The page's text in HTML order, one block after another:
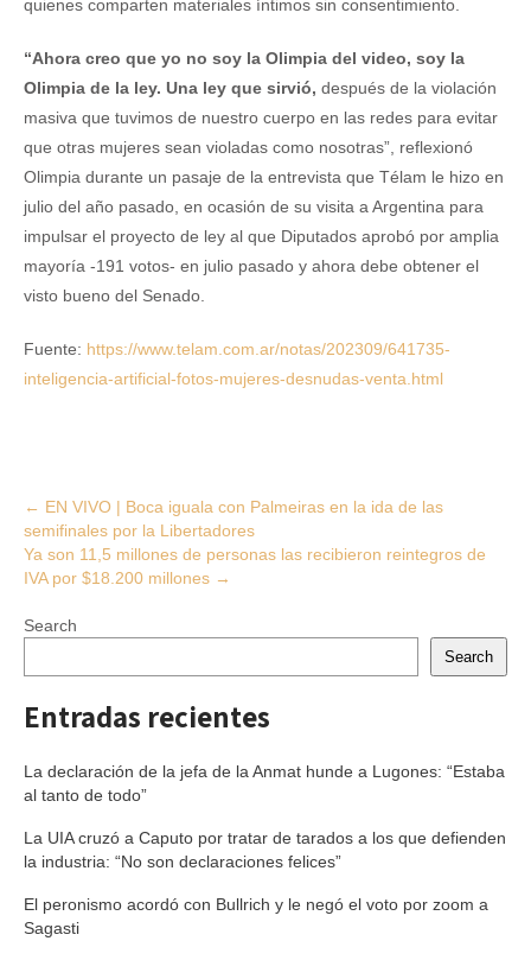
quienes comparten materiales íntimos sin consentimiento.
“Ahora creo que yo no soy la Olimpia del video, soy la
Olimpia de la ley. Una ley que sirvió, después de la violación
masiva que tuvimos de nuestro cuerpo en las redes para evitar
que otras mujeres sean violadas como nosotras”, reflexionó
Olimpia durante un pasaje de la entrevista que Télam le hizo en
julio del año pasado, en ocasión de su visita a Argentina para
impulsar el proyecto de ley al que Diputados aprobó por amplia
mayoría -191 votos- en julio pasado y ahora debe obtener el
visto bueno del Senado.
Fuente: https://www.telam.com.ar/notas/202309/641735-
inteligencia-artificial-fotos-mujeres-desnudas-venta.html
Post
navigation
← EN VIVO | Boca iguala con Palmeiras en la ida de las
semifinales por la Libertadores
Ya son 11,5 millones de personas las recibieron reintegros de
IVA por $18.200 millones →
Search
Search
Entradas recientes
La declaración de la jefa de la Anmat hunde a Lugones: “Estaba
al tanto de todo”
La UIA cruzó a Caputo por tratar de tarados a los que defienden
la industria: “No son declaraciones felices”
El peronismo acordó con Bullrich y le negó el voto por zoom a
Sagasti